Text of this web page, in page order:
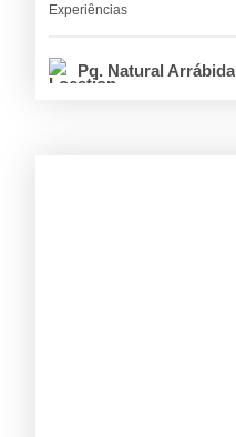
Experiências
Pq. Natural Arrábida